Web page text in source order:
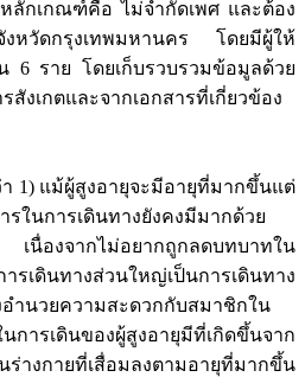
หลักเกณฑ์คือ ไม่จำกัดเพศ และต้อง
งหวัดกรุงเทพมหานคร โดยมีผู้ให้
6 ราย โดยเก็บรวบรวมข้อมูลด้วย
งเกตและจากเอกสารที่เกี่ยวข้อง
ม้ผู้สูงอายุจะมีอายุที่มากขึ้นแต่
ในการเดินทางยังคงมีมากด้วย
เนื่องจากไม่อยากถูกลดบทบาทใน
รเดินทางส่วนใหญ่เป็นการเดินทาง
ำนวยความสะดวกกับสมาชิกใน
เดินของผู้สูงอายุมีที่เกิดขึ้นจาก
งกายที่เสื่อมลงตามอายุที่มากขึ้น